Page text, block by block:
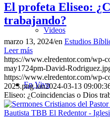
Videos
En Vivo
El profeta Eliseo:
trabajando?
marzo 13, 2024/en Estudios
Leer más
https://www.elredentor.com/wp-
may1724pm-David-
https://www.elredentor.com/wp-
2023.png ian2024-03-13
Eliseo: ¿Coincidencias o Dios